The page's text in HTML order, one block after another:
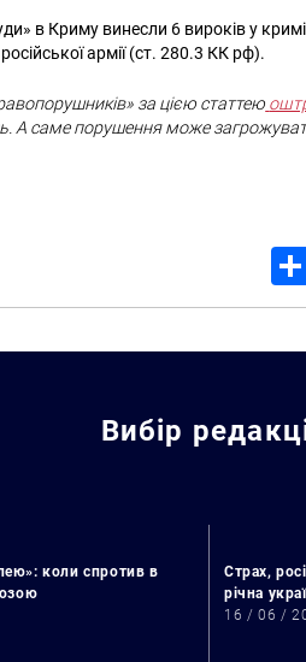
в Криму винесли 6 вироків у
армії (ст. 280.3 КК рф).
за цією статтею
А саме порушення може
Вибір
коли спротив в
Страх,
річна
16 / 06 /